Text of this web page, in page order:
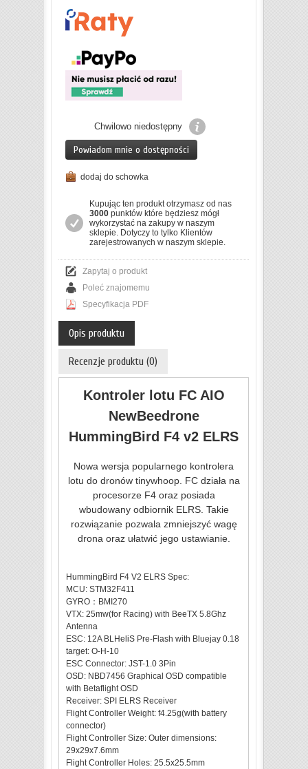
Chwilowo niedostępny
Powiadom mnie o dostępności
dodaj do schowka
Kupując ten produkt otrzymasz od nas
3000 punktów które będziesz mógł
wykorzystać na zakupy w naszym
sklepie. Dotyczy to tylko Klientów
zarejestrowanych w naszym sklepie.
Zapytaj o produkt
Poleć znajomemu
Specyfikacja PDF
Opis produktu
Recenzje produktu (0)
Kontroler lotu FC AIO
NewBeedrone
HummingBird F4 v2 ELRS
Nowa wersja popularnego kontrolera
lotu do dronów tinywhoop. FC działa na
procesorze F4 oraz posiada
wbudowany odbiornik ELRS. Takie
rozwiązanie pozwala zmniejszyć wagę
drona oraz ułatwić jego ustawianie.
HummingBird F4 V2 ELRS Spec:
MCU: STM32F411
GYRO：BMI270
VTX: 25mw(for Racing) with BeeTX 5.8Ghz
Antenna
ESC: 12A BLHeliS Pre-Flash with Bluejay 0.18
target: O-H-10
ESC Connector: JST-1.0 3Pin
OSD: NBD7456 Graphical OSD compatible
with Betaflight OSD
Receiver: SPI ELRS Receiver
Flight Controller Weight: f4.25g(with battery
connector)
Flight Controller Size: Outer dimensions:
29x29x7.6mm
Flight Controller Holes: 25.5x25.5mm